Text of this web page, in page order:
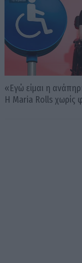
«Εγώ είμαι η
Η Maria Rolls χωρίς